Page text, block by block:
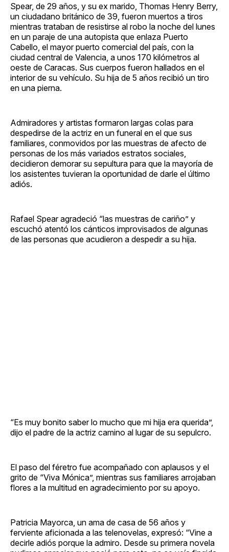
Spear, de 29 años, y su ex marido, Thomas Henry Berry,
un ciudadano británico de 39, fueron muertos a tiros
mientras trataban de resistirse al robo la noche del lunes
en un paraje de una autopista que enlaza Puerto
Cabello, el mayor puerto comercial del país, con la
ciudad central de Valencia, a unos 170 kilómetros al
oeste de Caracas. Sus cuerpos fueron hallados en el
interior de su vehículo. Su hija de 5 años recibió un tiro
en una pierna.
Admiradores y artistas formaron largas colas para
despedirse de la actriz en un funeral en el que sus
familiares, conmovidos por las muestras de afecto de
personas de los más variados estratos sociales,
decidieron demorar su sepultura para que la mayoría de
los asistentes tuvieran la oportunidad de darle el último
adiós.
Rafael Spear agradeció “las muestras de cariño” y
escuchó atentó los cánticos improvisados de algunas
de las personas que acudieron a despedir a su hija.
“Es muy bonito saber lo mucho que mi hija era querida”,
dijo el padre de la actriz camino al lugar de su sepulcro.
El paso del féretro fue acompañado con aplausos y el
grito de “Viva Mónica”, mientras sus familiares arrojaban
flores a la multitud en agradecimiento por su apoyo.
Patricia Mayorca, un ama de casa de 56 años y
ferviente aficionada a las telenovelas, expresó: “Vine a
decirle adiós porque la admiro. Desde su primera novela